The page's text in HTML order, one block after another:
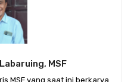
MSF
MSF yang saat ini berkarya